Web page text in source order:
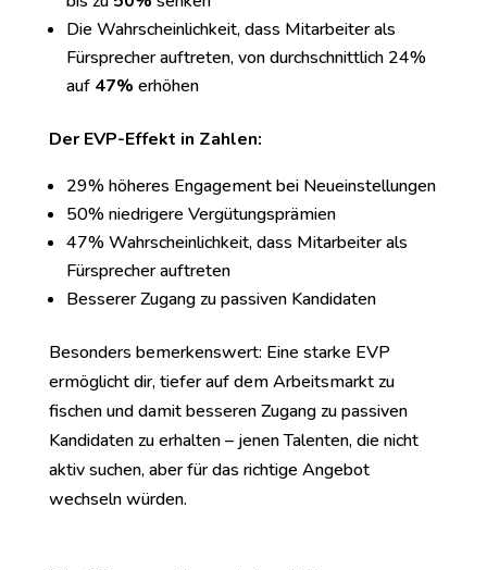
Die Wahrscheinlichkeit, dass Mitarbeiter als
Fürsprecher auftreten, von durchschnittlich 24%
auf 47% erhöhen
Der EVP-Effekt in Zahlen:
29% höheres Engagement bei Neueinstellungen
50% niedrigere Vergütungsprämien
47% Wahrscheinlichkeit, dass Mitarbeiter als
Fürsprecher auftreten
Besserer Zugang zu passiven Kandidaten
Besonders bemerkenswert: Eine starke EVP
ermöglicht dir, tiefer auf dem Arbeitsmarkt zu
fischen und damit besseren Zugang zu passiven
Kandidaten zu erhalten – jenen Talenten, die nicht
aktiv suchen, aber für das richtige Angebot
wechseln würden.